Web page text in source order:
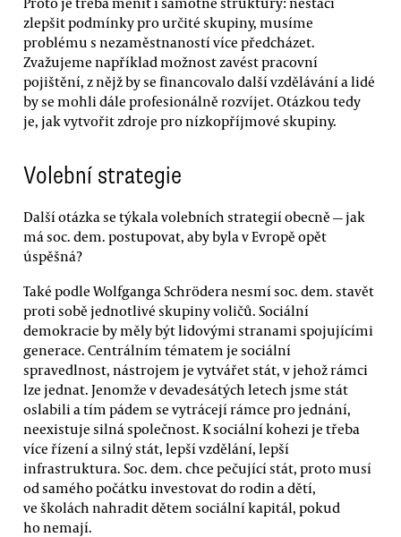
zlepšit podmínky pro určité skupiny, musíme
problému s nezaměstnaností více předcházet.
Zvažujeme například možnost zavést pracovní
pojištění, z nějž by se financovalo další vzdělávání a lidé
by se mohli dále profesionálně rozvíjet. Otázkou tedy
je, jak vytvořit zdroje pro nízkopříjmové skupiny.
Volební strategie
Další otázka se týkala volebních strategií obecně — jak
má soc. dem. postupovat, aby byla v Evropě opět
úspěšná?
Také podle Wolfganga Schrödera nesmí soc. dem. stavět
proti sobě jednotlivé skupiny voličů. Sociální
demokracie by měly být lidovými stranami spojujícími
generace. Centrálním tématem je sociální
spravedlnost, nástrojem je vytvářet stát, v jehož rámci
lze jednat. Jenomže v devadesátých letech jsme stát
oslabili a tím pádem se vytrácejí rámce pro jednání,
neexistuje silná společnost. K sociální kohezi je třeba
více řízení a silný stát, lepší vzdělání, lepší
infrastruktura. Soc. dem. chce pečující stát, proto musí
od samého počátku investovat do rodin a dětí,
ve školách nahradit dětem sociální kapitál, pokud
ho nemají.